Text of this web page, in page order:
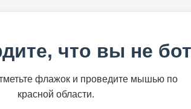
что вы не бот
флажок и проведите мышью по
красной области.